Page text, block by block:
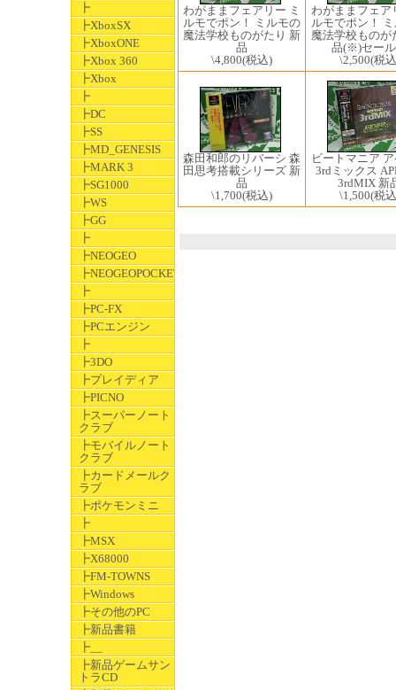
┣
┣XboxSX
┣XboxONE
┣Xbox 360
┣Xbox
┣
┣DC
┣SS
┣MD_GENESIS
┣MARK 3
┣SG1000
┣WS
┣GG
┣
┣NEOGEO
┣NEOGEOPOCKET
┣
┣PC-FX
┣PCエンジン
┣
┣3DO
┣プレイディア
┣PICNO
┣スーパーノート
クラブ
┣モバイルノート
クラブ
┣カードメールク
ラブ
┣ポケモンミニ
┣
┣MSX
┣X68000
┣FM-TOWNS
┣Windows
┣その他のPC
┣新品書籍
┣__
┣新品ゲームサン
トラCD
わがままフェアリー ミ
ルモでポン！ ミルモの
魔法学校ものがたり 新
品
\4,800(税込)
わがままフェア
ルモでポン！
魔法学校ものが
品(※)セー
\2,500(税
森田和郎のリバーシ 森
田思考搭載シリーズ 新
品
\1,700(税込)
ビートマニア
3rdミックス
3rdMIX 新
\1,500(税